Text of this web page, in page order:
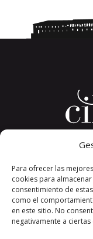
Para ofrecer las
cookies para
consentimiento de
como el
en este sitio. No
negativamente a
26326
La